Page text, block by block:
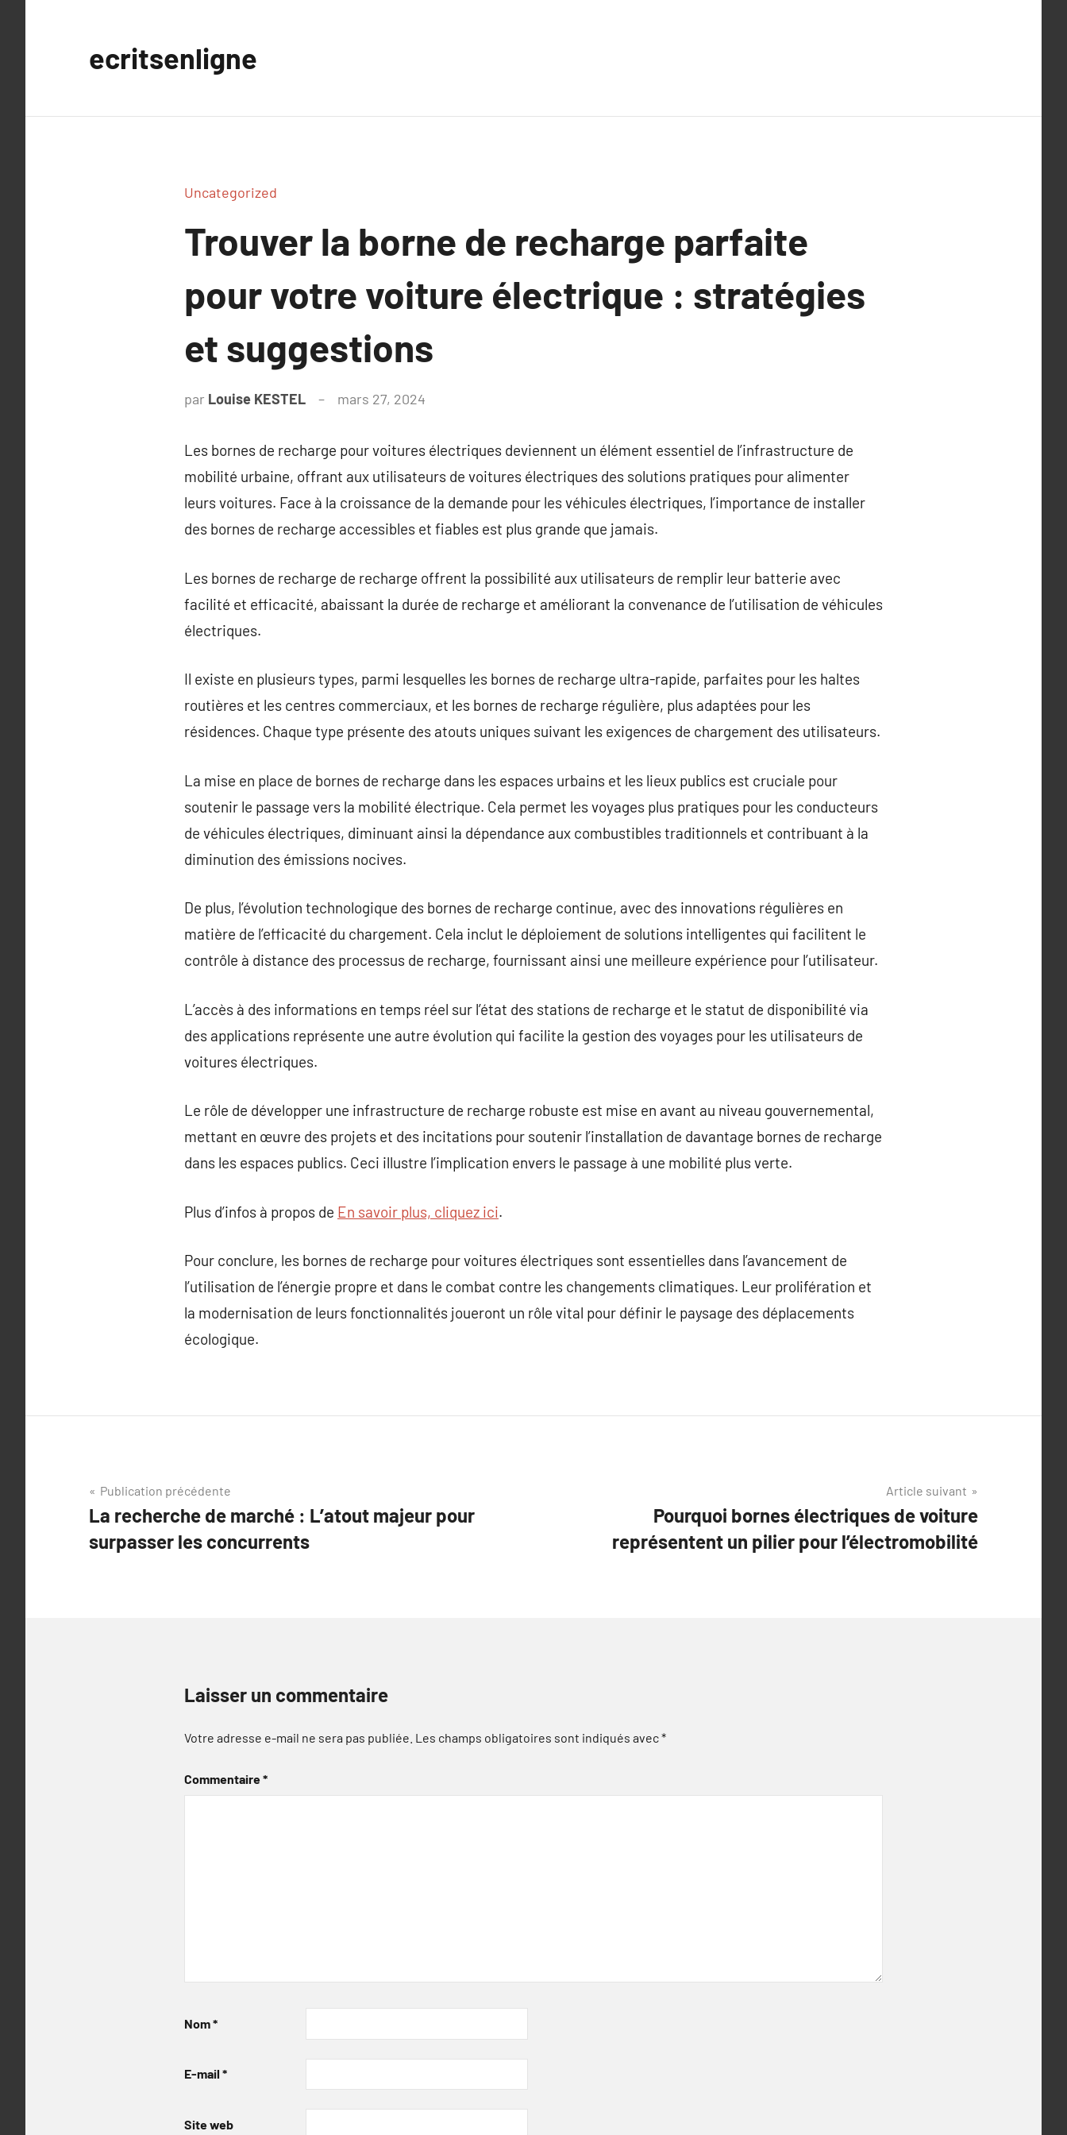
ecritsenligne
Uncategorized
Trouver la borne de recharge parfaite
pour votre voiture électrique : stratégies
et suggestions
par Louise KESTEL mars 27, 2024
Les bornes de recharge pour voitures électriques deviennent un élément essentiel de l’infrastructure de
mobilité urbaine, offrant aux utilisateurs de voitures électriques des solutions pratiques pour alimenter
leurs voitures. Face à la croissance de la demande pour les véhicules électriques, l’importance de installer
des bornes de recharge accessibles et fiables est plus grande que jamais.
Les bornes de recharge de recharge offrent la possibilité aux utilisateurs de remplir leur batterie avec
facilité et efficacité, abaissant la durée de recharge et améliorant la convenance de l’utilisation de véhicules
électriques.
Il existe en plusieurs types, parmi lesquelles les bornes de recharge ultra-rapide, parfaites pour les haltes
routières et les centres commerciaux, et les bornes de recharge régulière, plus adaptées pour les
résidences. Chaque type présente des atouts uniques suivant les exigences de chargement des utilisateurs.
La mise en place de bornes de recharge dans les espaces urbains et les lieux publics est cruciale pour
soutenir le passage vers la mobilité électrique. Cela permet les voyages plus pratiques pour les conducteurs
de véhicules électriques, diminuant ainsi la dépendance aux combustibles traditionnels et contribuant à la
diminution des émissions nocives.
De plus, l’évolution technologique des bornes de recharge continue, avec des innovations régulières en
matière de l’efficacité du chargement. Cela inclut le déploiement de solutions intelligentes qui facilitent le
contrôle à distance des processus de recharge, fournissant ainsi une meilleure expérience pour l’utilisateur.
L’accès à des informations en temps réel sur l’état des stations de recharge et le statut de disponibilité via
des applications représente une autre évolution qui facilite la gestion des voyages pour les utilisateurs de
voitures électriques.
Le rôle de développer une infrastructure de recharge robuste est mise en avant au niveau gouvernemental,
mettant en œuvre des projets et des incitations pour soutenir l’installation de davantage bornes de recharge
dans les espaces publics. Ceci illustre l’implication envers le passage à une mobilité plus verte.
Plus d’infos à propos de En savoir plus, cliquez ici.
Pour conclure, les bornes de recharge pour voitures électriques sont essentielles dans l’avancement de
l’utilisation de l’énergie propre et dans le combat contre les changements climatiques. Leur prolifération et
la modernisation de leurs fonctionnalités joueront un rôle vital pour définir le paysage des déplacements
écologique.
Navigation
de
l’article
Publication précédente
La recherche de marché : L’atout majeur pour
surpasser les concurrents
Article suivant
Pourquoi bornes électriques de voiture
représentent un pilier pour l’électromobilité
Laisser un commentaire
Votre adresse e-mail ne sera pas publiée. Les champs obligatoires sont indiqués avec*
Commentaire*
Nom*
E-mail *
Site web